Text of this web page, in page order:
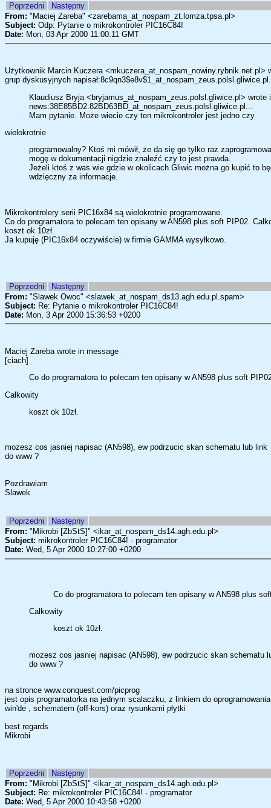
Poprzedni Następny
From: "Maciej Zareba" <zarebama_at_nospam_zt.lomza.tpsa.pl>
Subject: Odp: Pytanie o mikrokontroler PIC16C84!
Date: Mon, 03 Apr 2000 11:00:11 GMT
Użytkownik Marcin Kuczera <mkuczera_at_nospam_nowiny.rybnik.net.pl>
grup dyskusyjnych
Klaudiusz Bryja <bryjamus_at_nospam_zeus.polsl.gliwice.pl> wrote
news:38E85BD2.82BD63BD_at_nospam_zeus.polsl.gliwice.pl...
Mam pytanie. Może wiecie czy ten mikrokontroler jest jedno czy
wielokrotnie
programowalny? Ktoś mi mówił, że da się go tylko raz
mogę w dokumentacji nigdzie znaleźć czy to jest prawda.
Jeżeli ktoś z was wie gdzie w okolicach Gliwic można go kupić to
wdzięczny za informacje.
Mikrokontrolery serii PIC16x84 są wielokrotnie programowane.
Co do programatora to polecam ten opisany w AN598 plus soft PIP02.
koszt ok 10zł.
Ja kupuję (PIC16x84 oczywiście) w firmie GAMMA wysyłkowo.
Poprzedni Następny
From: "Slawek Owoc" <slawek_at_nospam_ds13.agh.edu.pl.spam>
Subject: Re: Pytanie o mikrokontroler PIC16C84!
Date: Mon, 3 Apr 2000 15:36:53 +0200
Maciej Zareba wrote in message
[ciach]
Co do programatora to polecam ten opisany w AN598 plus soft
Całkowity
koszt ok 10zł.
mozesz cos jasniej napisac (AN598), ew podrzucic skan schematu lub link
do www ?
Pozdrawiam
Slawek
Poprzedni Następny
From: "Mikrobi [ZbStS]" <ikar_at_nospam_ds14.agh.edu.pl>
Subject: mikrokontroler PIC16C84! - programator
Date: Wed, 5 Apr 2000 10:27:00 +0200
Co do programatora to polecam ten opisany w AN598 plus
Całkowity
koszt ok 10zł.
mozesz cos jasniej napisac (AN598), ew podrzucic skan schematu
do www ?
na stronce www.conquest.com/picprog
jest opis programatorka na jednym scalaczku, z linkiem do
win'de , schematem (off-kors) oraz rysunkami płytki
best regards
Mikrobi
Poprzedni Następny
From: "Mikrobi [ZbStS]" <ikar_at_nospam_ds14.agh.edu.pl>
Subject: Re: mikrokontroler PIC16C84! - programator
Date: Wed, 5 Apr 2000 10:43:58 +0200